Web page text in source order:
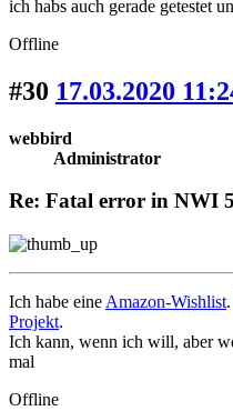
ich habs auch gerade getestet
Offline
#30 17.03.2020
webbird
Administrator
Re: Fatal error in NWI 5
Ich habe eine Amazon-Wishlist.
Projekt.
Ich kann, wenn ich will, aber
mal
Offline